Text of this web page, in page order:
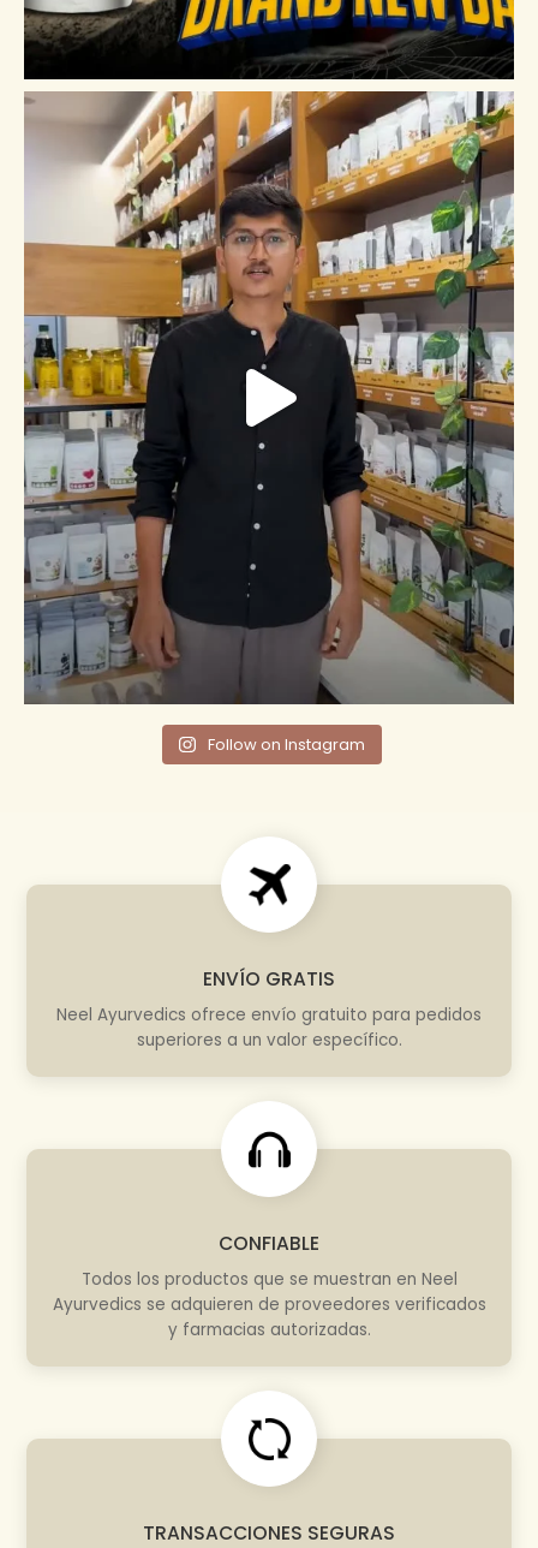
Follow on Instagram
ENVÍO GRATIS
Neel Ayurvedics ofrece envío gratuito para pedidos
superiores a un valor específico.
CONFIABLE
Todos los productos que se muestran en Neel
Ayurvedics se adquieren de proveedores verificados
y farmacias autorizadas.
TRANSACCIONES SEGURAS